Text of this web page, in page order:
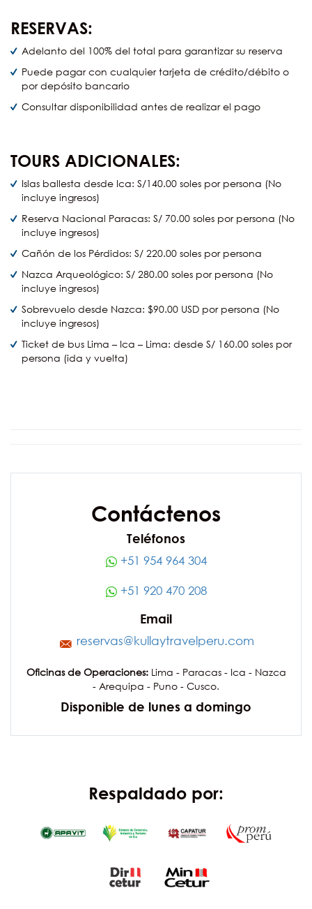
RESERVAS:
Adelanto del 100% del total para garantizar su reserva
Puede pagar con cualquier tarjeta de crédito/débito o
por depósito bancario
Consultar disponibilidad antes de realizar el pago
TOURS ADICIONALES:
Islas ballesta desde Ica: S/140.00 soles por persona (No
incluye ingresos)
Reserva Nacional Paracas: S/ 70.00 soles por persona (No
incluye ingresos)
Cañón de los Pérdidos: S/ 220.00 soles por persona
Nazca Arqueológico: S/ 280.00 soles por persona (No
incluye ingresos)
Sobrevuelo desde Nazca: $90.00 USD por persona (No
incluye ingresos)
Ticket de bus Lima – Ica – Lima: desde S/ 160.00 soles por
persona (ida y vuelta)
Contáctenos
Teléfonos
+51 954 964 304
+51 920 470 208
Email
reservas@kullaytravelperu.com
Oficinas de Operaciones:Lima - Paracas - Ica - Nazca
- Arequipa - Puno - Cusco.
Disponible de lunes a domingo
Respaldado por: